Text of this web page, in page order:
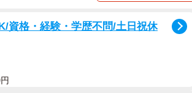
資格・経験・学歴不問/土日祝休